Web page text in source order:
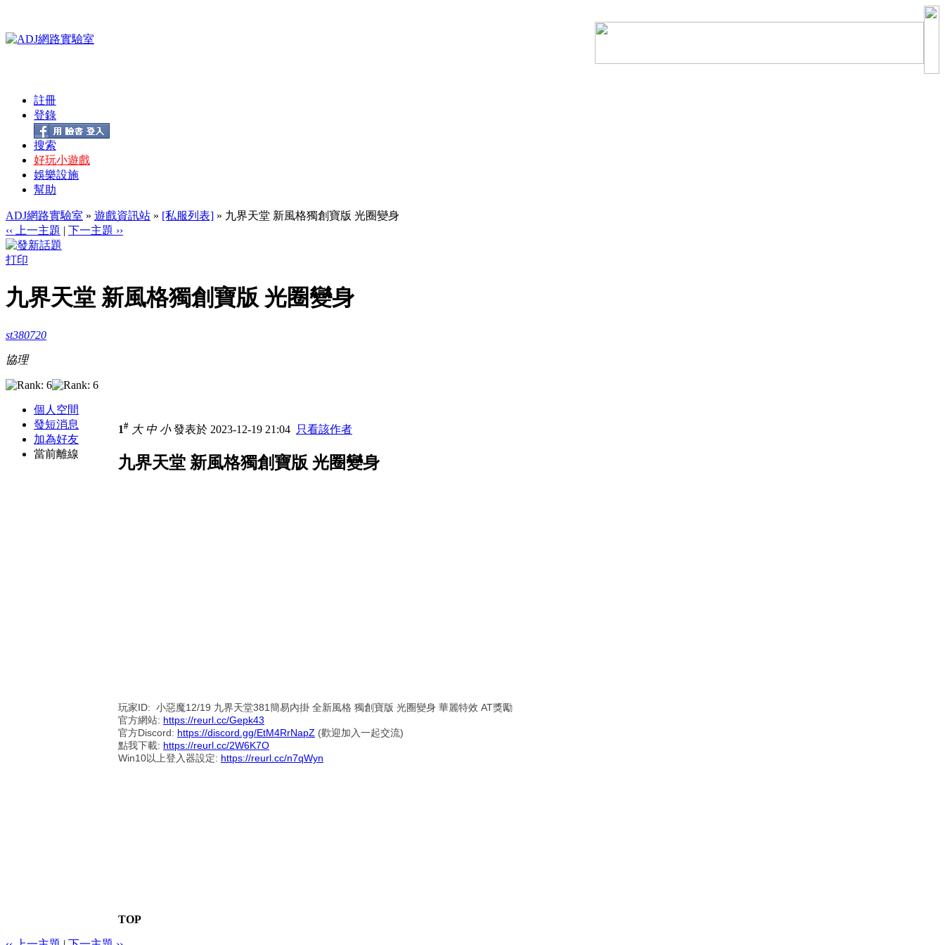
註冊
登錄
搜索
好玩小遊戲
娛樂設施
幫助
ADJ網路實驗室 » 遊戲資訊站 » [私服列表] » 九界天堂 新風格獨創寶版 光圈變身
‹‹ 上一主題 | 下一主題 ››
打印
九界天堂 新風格獨創寶版 光圈變身
st380720
協理
個人空間
發短消息
加為好友
當前離線
1# 大 中 小發表於 2023-12-19 21:04 只看該作者
九界天堂 新風格獨創寶版 光圈變身
玩家ID: 小惡魔12/19 九界天堂381簡易內掛 全新風格 獨創寶版 光圈變身 華麗特效 AT獎勵
官方網站: https://reurl.cc/Gepk43
官方Discord: https://discord.gg/EtM4RrNapZ (歡迎加入一起交流)
點我下載: https://reurl.cc/2W6K7O
Win10以上登入器設定: https://reurl.cc/n7qWyn
TOP